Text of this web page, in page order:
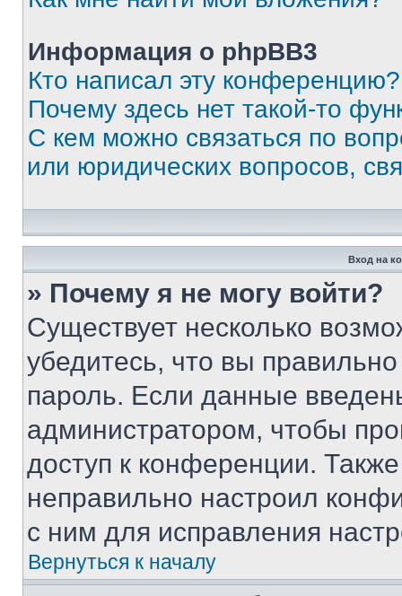
Информация о phpBB3
Кто написал эту конференцию?
Почему здесь нет такой-то
С кем можно связаться по
или юридических вопросов,
Вход на
» Почему я не могу войти?
Существует несколько
убедитесь, что вы
пароль. Если данные
администратором, чтобы
доступ к конференции.
неправильно настроил
с ним для исправления
Вернуться к началу